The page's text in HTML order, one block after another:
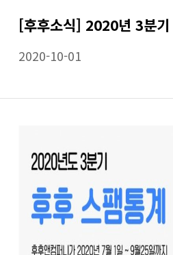
[후후소식] 2020년 3분기
2020-10-01